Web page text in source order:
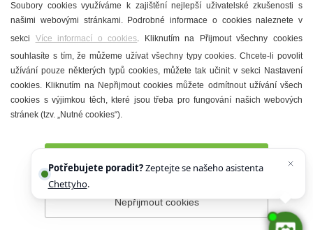
Mandloně
Ubytování
Restaurace
Městské muzeum a galerie
Denní meníčka
Prohlášení o přístupnosti Správce webu
Soubory cookies využíváme k zajištění nejlepší uživatelské zkušenosti s
našimi webovými stránkami. Podrobné informace o cookies naleznete v
sekci Více informací o cookies. Kliknutím na Přijmout všechny cookies
souhlasíte s tím, že můžeme užívat všechny typy cookies. Chcete-li povolit
užívání pouze některých typů cookies, můžete tak učinit v sekci Nastavení
cookies. Kliknutím na Nepřijmout cookies můžete odmítnout užívání všech
cookies s výjimkou těch, které jsou třeba pro fungování našich webových
stránek (tzv. „Nutné cookies“).
Nepřijmout cookies
Potřebujete poradit?Zeptejte se našeho asistenta
Chettyho.